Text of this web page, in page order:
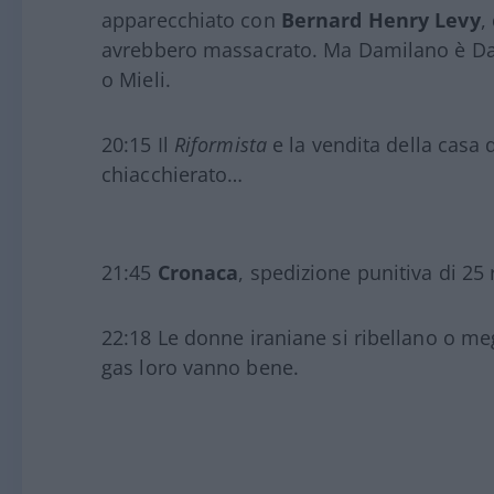
apparecchiato con Bernard Henry Levy,
avrebbero massacrato. Ma Damilano è
o Mieli.
20:15 Il Riformistae la vendita della casa
chiacchierato…
21:45 Cronaca, spedizione punitiva di 25
22:18 Le donne iraniane si ribellano o
gas loro vanno bene.